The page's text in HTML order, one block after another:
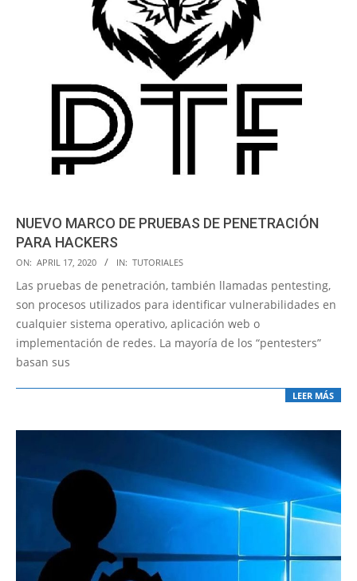
NUEVO MARCO DE PRUEBAS DE PENETRACIÓN
PARA HACKERS
2020-
04-
17
ON: APRIL 17, 2020 IN: TUTORIALES
Las pruebas de penetración, también llamadas pentesting,
son procesos utilizados para identificar vulnerabilidades en
cualquier sistema operativo, aplicación web o
implementación de redes. La mayoría de los “pentesters”
basan sus
LEER MÁS